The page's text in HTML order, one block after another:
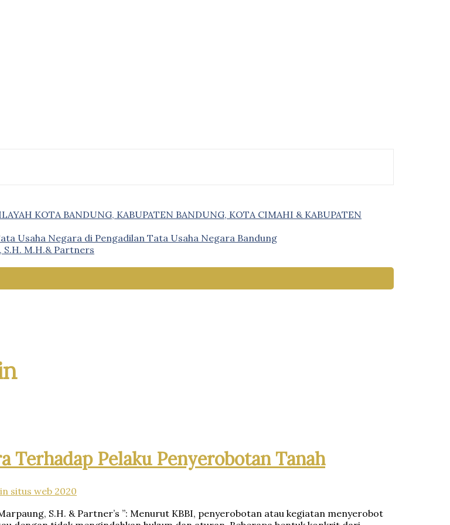
KOTA BANDUNG, KABUPATEN BANDUNG, KOTA CIMAHI & KABUPATEN
Usaha Negara di Pengadilan Tata Usaha Negara Bandung
M.H.& Partners
Terhadap Pelaku Penyerobotan Tanah
situs web 2020
S.H. & Partner’s ”: Menurut KBBI, penyerobotan atau kegiatan menyerobot